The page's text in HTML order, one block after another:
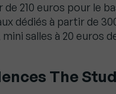
210 euros pour le
dédiés à partir de
salles à 20 euros
The